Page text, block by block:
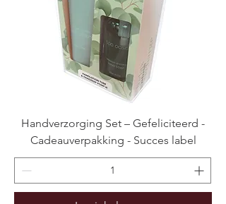
Handverzorging Set – Gefeliciteerd -
Cadeauverpakking - Succes label